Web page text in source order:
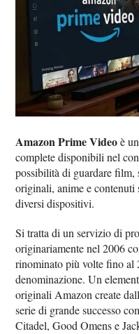
Amazon Prime Videoè
complete disponibili nel
possibilità di guardare film,
originali, anime e
diversi dispositivi.
Si tratta di un servizio di
originariamente nel 2006
rinominato più volte fino al
denominazione. Un
originali Amazon create
serie di grande successo
Citadel, Good Omens e